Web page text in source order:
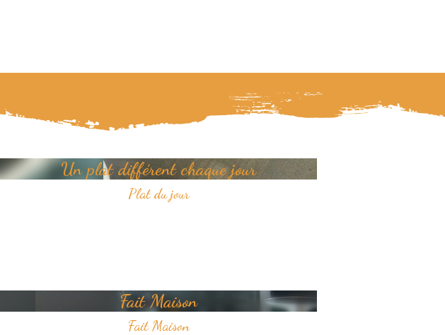
Un plat différent chaque jour
Plat du jour
Fait Maison
Fait Maison